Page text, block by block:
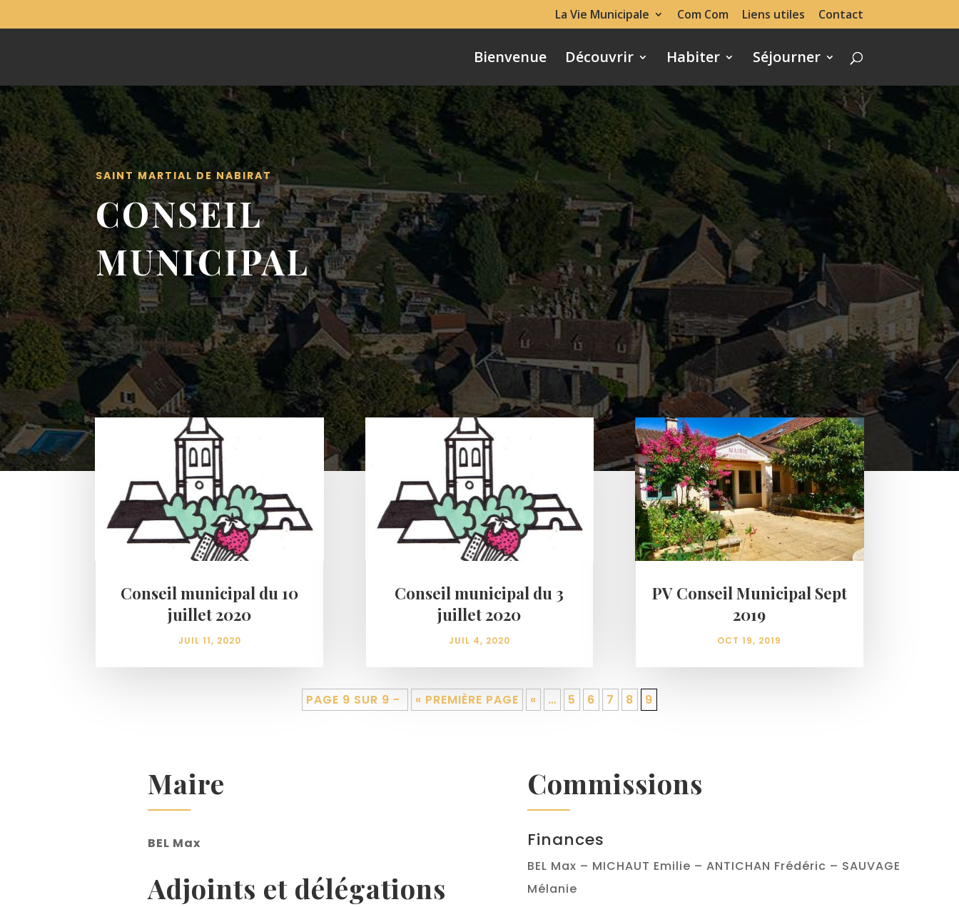
La Vie Municipale Com Com Liens utiles Contact
Bienvenue Découvrir Habiter Séjourner
SAINT MARTIAL DE NABIRAT
CONSEIL
MUNICIPAL
Conseil municipal du 10
juillet 2020
JUIL 11, 2020
Conseil municipal du 3
juillet 2020
JUIL 4, 2020
PV Conseil Municipal Sept
2019
OCT 19, 2019
PAGE 9 SUR 9 - « PREMIÈRE PAGE « … 5 6 7 8 9
Maire
BEL Max
Adjoints et délégations
Commissions
Finances
BEL Max – MICHAUT Emilie – ANTICHAN Frédéric – SAUVAGE
Mélanie